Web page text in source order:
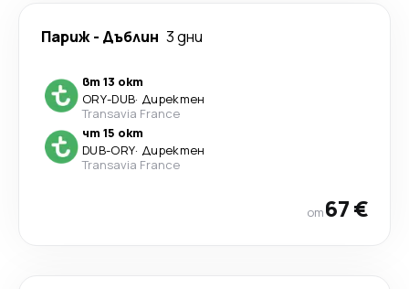
Париж- Дъблин 3 дни
вт 13 окт
ORY-DUB· Директен
Transavia France
чт 15 окт
DUB-ORY· Директен
Transavia France
от67 €